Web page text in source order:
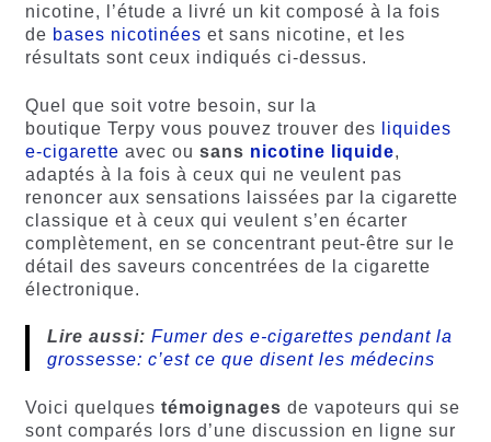
nicotine, l’étude a livré un kit composé à la fois
de bases nicotinées et sans nicotine, et les
résultats sont ceux indiqués ci-dessus.
Quel que soit votre besoin, sur la
boutique Terpy vous pouvez trouver des
liquides
e-cigarette avec ou sans nicotine liquide,
adaptés à la fois à ceux qui ne veulent pas
renoncer aux sensations laissées par la cigarette
classique et à ceux qui veulent s’en écarter
complètement, en se concentrant peut-être sur le
détail des saveurs concentrées de la cigarette
électronique.
Lire aussi: Fumer des e-cigarettes pendant la
grossesse: c’est ce que disent les médecins
Voici quelques témoignages de vapoteurs qui se
sont comparés lors d’une discussion en ligne sur